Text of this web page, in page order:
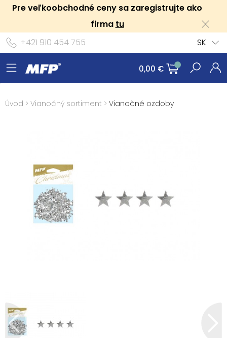
Pre veľkoobchodné ceny sa zaregistrujte ako
firma tu
+421 910 454 755
SK
0,00 €
Úvod > Vianočný sortiment > Vianočné ozdoby